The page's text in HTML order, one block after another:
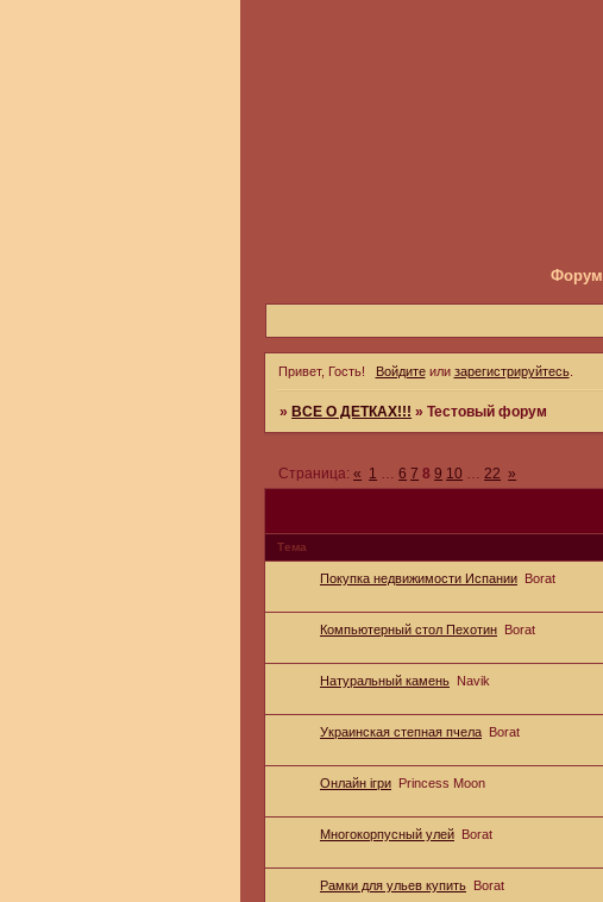
Форум
Привет, Гость! Войдитеили зарегистрируйтесь.
» ВСЕ О ДЕТКАХ!!! »Тестовый форум
Страница:« 1 … 6 7 8 9 10 … 22 »
Тема
Покупка недвижимости Испании Borat
Компьютерный стол Пехотин Borat
Натуральный камень Navik
Украинская степная пчела Borat
Онлайн ігри Princess Moon
Многокорпусный улей Borat
Рамки для ульев купить Borat